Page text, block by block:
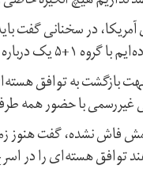
در سخنانی گفت
وارد مذاکره شویم.»
بازگشت به توافق
با حضور همه
نامش فاش نشده، گفت
توافق هسته‌ای را در